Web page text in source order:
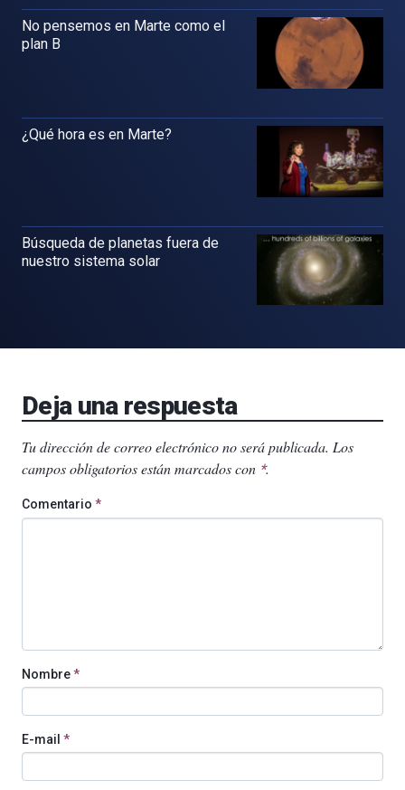
No pensemos en Marte como el
plan B
¿Qué hora es en Marte?
Búsqueda de planetas fuera de
nuestro sistema solar
Deja una respuesta
Tu dirección de correo electrónico no será publicada. Los
campos obligatorios están marcados con *.
Comentario *
Nombre*
E-mail *